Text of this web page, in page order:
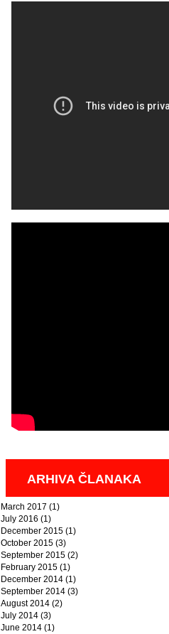
ARHIVA ČLANAKA
March 2017 (1)
July 2016 (1)
December 2015 (1)
October 2015 (3)
September 2015 (2)
February 2015 (1)
December 2014 (1)
September 2014 (3)
August 2014 (2)
July 2014 (3)
June 2014 (1)